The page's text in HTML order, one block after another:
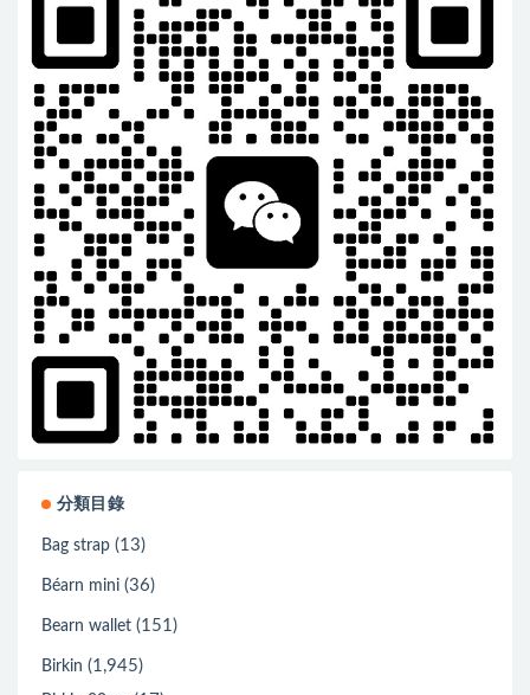
分類目錄
Bag strap (13)
Béarn mini (36)
Bearn wallet (151)
Birkin (1,945)